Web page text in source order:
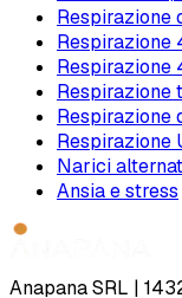
Respirazione
Respirazione
Respirazione
Respirazione
Respirazione
Respirazione
Narici
Ansia e stress
Anapana SRL |